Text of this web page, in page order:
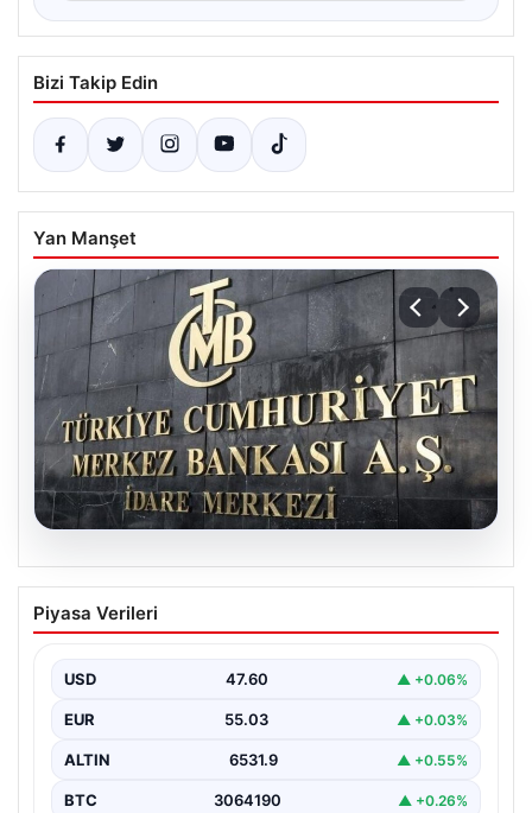
Bizi Takip Edin
Yan Manşet
05.08.2026
Merkez Bankası faiz kararı ne zaman?
Ekonomistlerin nisan ayı faiz beklentisi
Piyasa Verileri
USD 47.60 ▲ +0.06%
EUR 55.03 ▲ +0.03%
ALTIN 6531.9 ▲ +0.55%
BTC 3064190 ▲ +0.26%